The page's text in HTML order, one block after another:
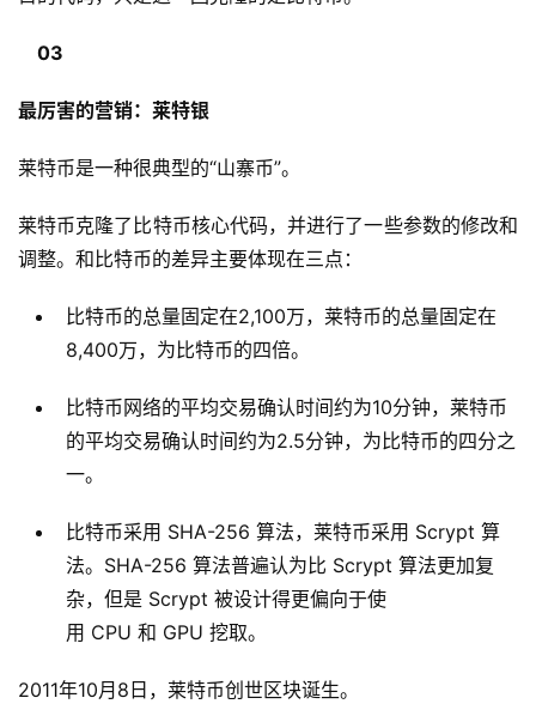
03
最厉害的营销： 莱特银
莱特币是一种很典型的“山寨币”。
莱特币克隆了比特币核心代码，并进行了一些参数的修改和
调整。和比特币的差异主要体现在三点：
比特币的总量固定在2,100万，莱特币的总量固定在
8,400万，为比特币的四倍。
比特币网络的平均交易确认时间约为10分钟，莱特币
的平均交易确认时间约为2.5分钟，为比特币的四分之
一。
比特币采用 SHA-256 算法，莱特币采用 Scrypt 算
法。SHA-256 算法普遍认为比 Scrypt 算法更加复
杂，但是 Scrypt 被设计得更偏向于使
用 CPU 和 GPU 挖取。
2011年10月8日，莱特币创世区块诞生。